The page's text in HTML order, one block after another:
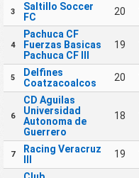
3
Saltillo Soccer
FC
20
4
Pachuca CF
Fuerzas Basicas
Pachuca CF III
19
5
Delfines
Coatzacoalcos
20
6
CD Aguilas
Universidad
Autonoma de
Guerrero
18
7
Racing Veracruz
19